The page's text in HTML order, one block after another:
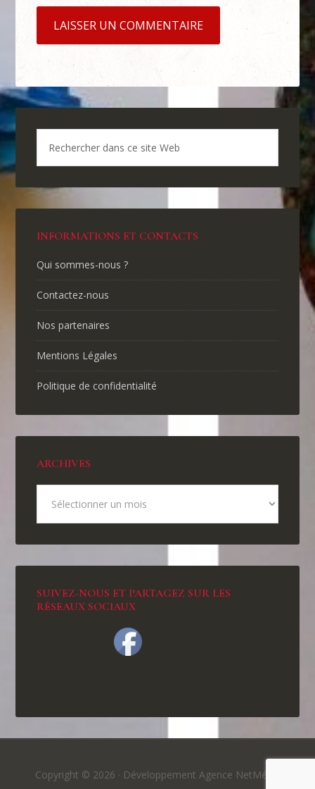
INFORMATIONS ET CONTACTS
Qui sommes-nous ?
Contactez-nous
Nos partenaires
Mentions Légales
Politique de confidentialité
ARCHIVES
SUIVEZ-NOUS ET PARTAGEZ SUR LES
RÉSEAUX SOCIAUX
Copyright © 2026 · Développement Agence NetMédia